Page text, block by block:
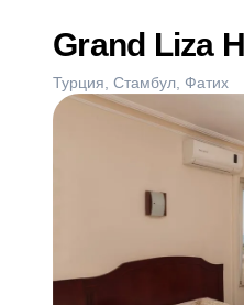
Grand Liza
Турция Стамбул Фатих